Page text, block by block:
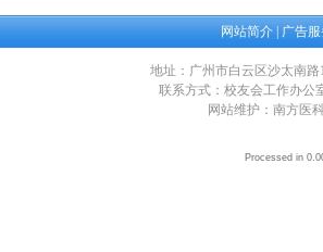
网站简介|广告
地址：广州市白云区沙太南
联系方式：校友会工作办公
网站维护：南方医
Processed in